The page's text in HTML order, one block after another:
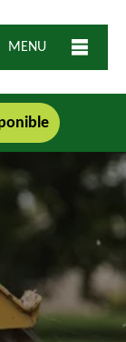
MENU